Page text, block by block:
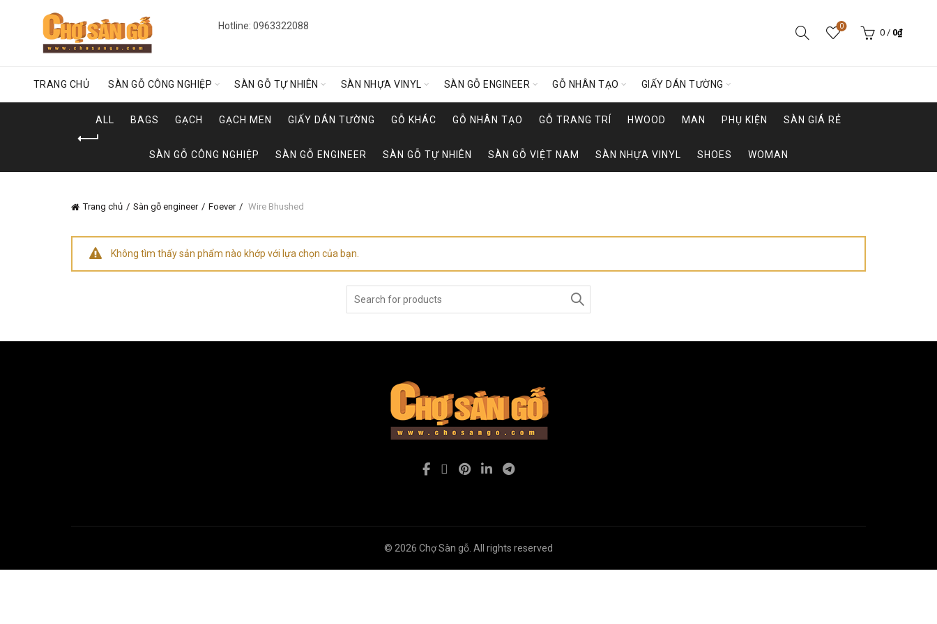
Hotline: 0963322088 0
0 / 0₫
TRANG CHỦ SÀN GỖ CÔNG NGHIỆP SÀN GỖ TỰ NHIÊN SÀN NHỰA VINYL SÀN GỖ ENGINEER GỖ NHÂN TẠO GIẤY DÁN TƯỜNG
ALL BAGS GẠCH GẠCH MEN GIẤY DÁN TƯỜNG GỖ KHÁC GỖ NHÂN TẠO GỖ TRANG TRÍ HWOOD MAN PHỤ KIỆN SÀN GIÁ RẺ
SÀN GỖ CÔNG NGHIỆP SÀN GỖ ENGINEER SÀN GỖ TỰ NHIÊN SÀN GỖ VIỆT NAM SÀN NHỰA VINYL SHOES WOMAN
Trang chủ Sàn gỗ engineer Foever Wire Bhushed
Không tìm thấy sản phẩm nào khớp với lựa chọn của bạn.
© 2026 Chợ Sàn gỗ . All rights reserved